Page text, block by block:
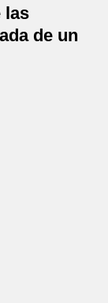
las
de un